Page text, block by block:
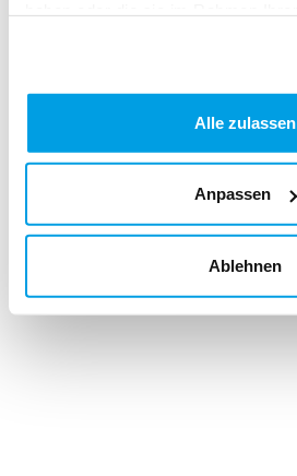
Alle zulassen
Anpassen
Ablehnen